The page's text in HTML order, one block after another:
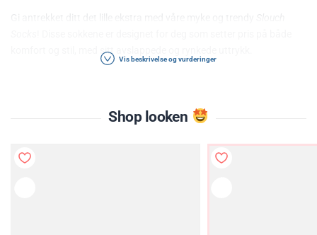
Slouch
komfort og stil, med sitt avslappede og rynkede uttrykk.
Klassisk "slouchy" design – bruk dem rynket eller opptrukket
Vis beskrivelse og vurderinger
Shop looken